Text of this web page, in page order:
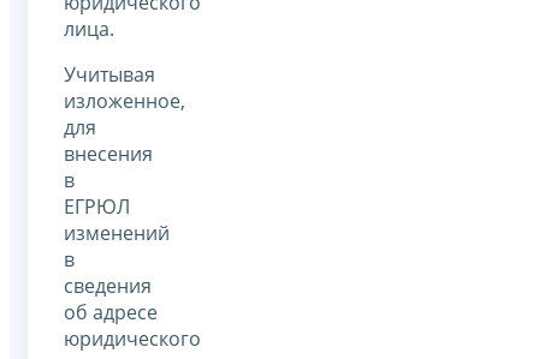
лица.
Учитывая
изложенное,
для
внесения
в
ЕГРЮЛ
изменений
в
сведения
об адресе
юридического